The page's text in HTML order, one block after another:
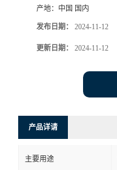
产地： 中国 国内
发布日期： 2024-11-12
更新日期： 2024-11-12
产品详请
主要用途